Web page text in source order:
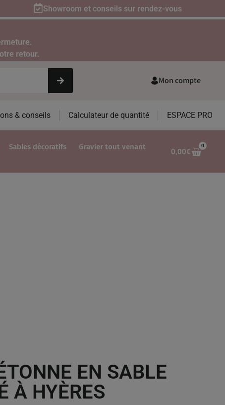
Showroom et conseils sur rendez-vous
retour.
Mon compte
& conseils Calculateur de quantité ESPACE PRO
Sables décoratifs
Gravier tout venant
0,00€
0
EN SABLE
À HYÈRES